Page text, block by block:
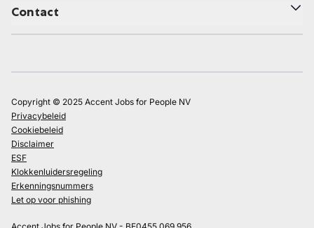
Contact
Copyright © 2025 Accent Jobs for People NV
Privacybeleid
Cookiebeleid
Disclaimer
ESF
Klokkenluidersregeling
Erkenningsnummers
Let op voor phishing